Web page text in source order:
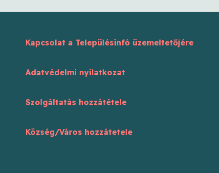
Kapcsolat a Településinfó üzemeltetőjére
Adatvédelmi nyilatkozat
Szolgáltatás hozzátétele
Község/Város hozzátetele